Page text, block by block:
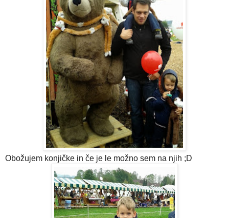
Obožujem konjičke in če je le možno sem na njih ;D